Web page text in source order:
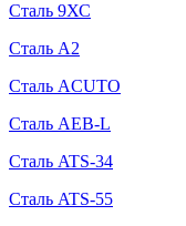
Сталь 9ХС
Сталь A2
Сталь ACUTO
Сталь AEB-L
Сталь ATS-34
Сталь ATS-55